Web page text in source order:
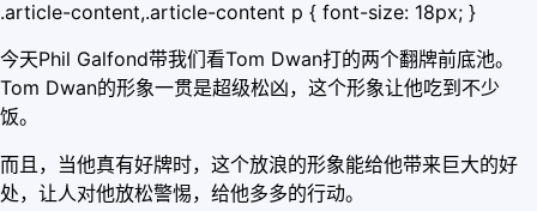
.article-content,.article-content p { font-size: 18px; }
今天Phil Galfond带我们看Tom Dwan打的两个翻牌前底池。
Tom Dwan的形象一贯是超级松凶，这个形象让他吃到不少
饭。
而且，当他真有好牌时，这个放浪的形象能给他带来巨大的好
处，让人对他放松警惕，给他多多的行动。